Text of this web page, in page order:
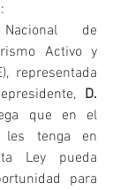
de
Activo y
representada
D.
que en el
les tenga en
Ley pueda
para